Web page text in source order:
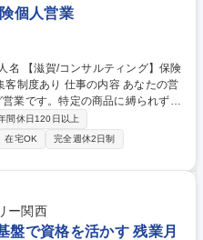
個人営業
内容 あなたの営
業です。特定の商品に縛られず、
客は仕組み化されており、成果が
ける環境です。 ・個人での
イベントによる集客の仕組みが確
感がありません。 ・随時開催の勉
クニックまで幅広く習得できま
正しい行動を習慣化。営業社員と
トします。 募集職種 【滋
間休日120日以上
在宅OK
完全週休2日制
ー関西
盤で資格を活かす 残業月